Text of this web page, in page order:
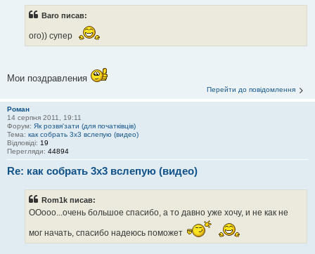
Baro писав:
ого)) супер
Мои поздравления
Перейти до повідомлення
Роман
14 серпня 2011, 19:11
Форум: Як розвя'зати (для початківців)
Тема: как собрать 3х3 вслепую (видео)
Відповіді: 19
Перегляди: 44894
Re: как собрать 3х3 вслепую (видео)
Rom1k писав:
ООооо...очень большое спасибо, а то давно уже хочу, и не как не
мог начать, спасибо надеюсь поможет